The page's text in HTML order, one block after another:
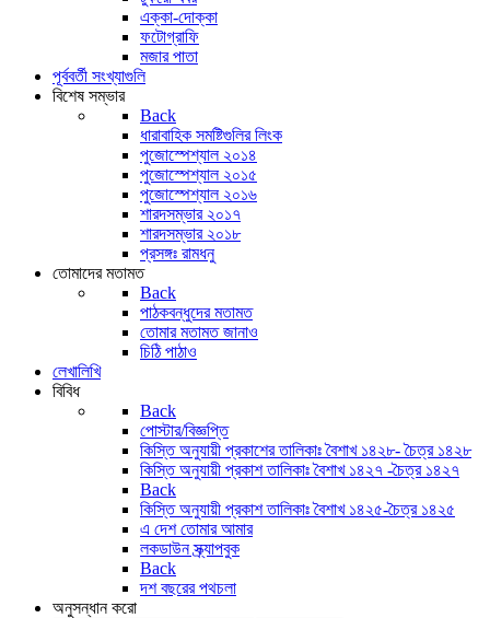
এক্কা-দোক্কা
ফটোগ্রাফি
মজার পাতা
পূর্ববর্তী সংখ্যাগুলি
বিশেষ সম্ভার
Back
ধারাবাহিক সমষ্টিগুলির লিংক
পুজোস্পেশ্যাল ২০১৪
পুজোস্পেশ্যাল ২০১৫
পুজোস্পেশ্যাল ২০১৬
শারদসম্ভার ২০১৭
শারদসম্ভার ২০১৮
প্রসঙ্গঃ রামধনু
তোমাদের মতামত
Back
পাঠকবন্ধুদের মতামত
তোমার মতামত জানাও
চিঠি পাঠাও
লেখালিখি
বিবিধ
Back
পোস্টার/বিজ্ঞপ্তি
কিস্তি অনুযায়ী প্রকাশের তালিকাঃ বৈশাখ ১৪২৮- চৈত্র ১৪২৮
কিস্তি অনুযায়ী প্রকাশ তালিকাঃ বৈশাখ ১৪২৭ -চৈত্র ১৪২৭
Back
কিস্তি অনুযায়ী প্রকাশ তালিকাঃ বৈশাখ ১৪২৫-চৈত্র ১৪২৫
এ দেশ তোমার আমার
লকডাউন স্ক্র্যাপবুক
Back
দশ বছরের পথচলা
অনুসন্ধান করো